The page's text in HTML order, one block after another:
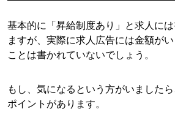
基本的に「昇給制度あり」と求人に
ますが、実際に求人広告には金額が
ことは書かれていないでしょう。
もし、気になるという方がいました
ポイントがあります。